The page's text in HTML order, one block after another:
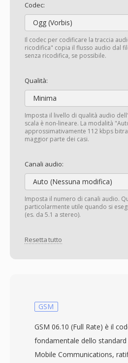
Codec:
Ogg (Vorbis)
Il codec per codificare la traccia
ricodifica" copia il flusso audio dal
senza ricodifica, se possibile.
Qualità:
Minima
Imposta il livello di qualità audio
scala è non-lineare. La modalità
approssimativamente 112 kbps
maggior parte dei casi.
Canali audio:
Auto (Nessuna modifica)
Imposta il numero di canali audio.
particolarmente utile quando si
(es. da 5.1 a stereo).
Resetta tutto
GSM
GSM 06.10 (Full Rate) è il
fondamentale dello
Mobile Communications,